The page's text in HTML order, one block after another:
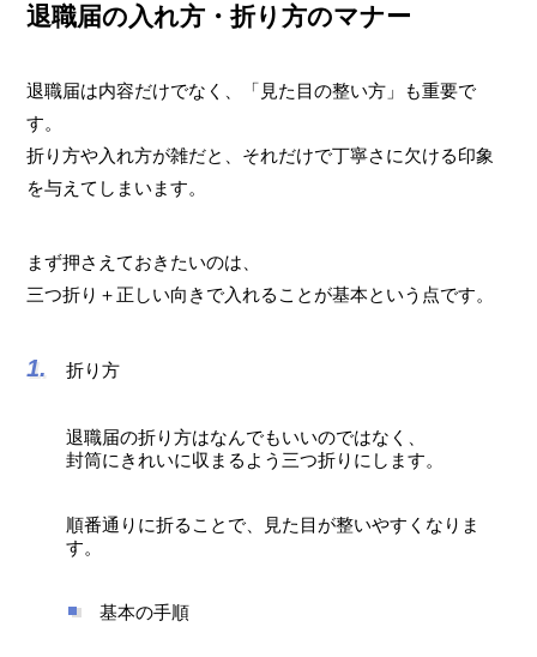
退職届の入れ方・折り方のマナー
退職届は内容だけでなく、「見た目の整い方」も重要で
す。
折り方や入れ方が雑だと、それだけで丁寧さに欠ける印象
を与えてしまいます。
まず押さえておきたいのは、
三つ折り＋正しい向きで入れることが基本という点です。
折り方
退職届の折り方はなんでもいいのではなく、
封筒にきれいに収まるよう三つ折りにします。
順番通りに折ることで、見た目が整いやすくなりま
す。
基本の手順